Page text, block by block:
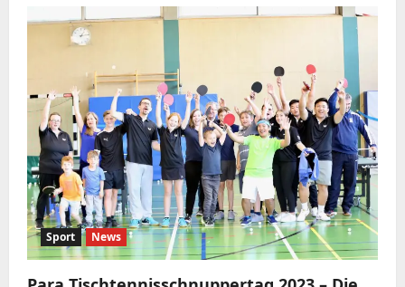
2023
Oberpfalz
Herren/Damen
Abensberg
Sport News